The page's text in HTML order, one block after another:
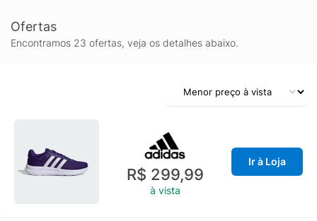
Ofertas
Encontramos 23 ofertas, veja os detalhes abaixo.
R$ 299,99
à vista
Ir à Loja